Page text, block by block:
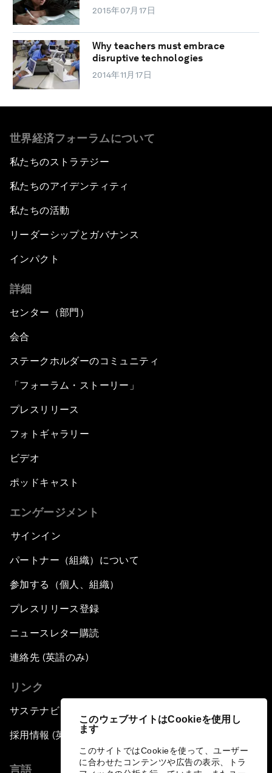
このウェブサイトはCookieを使用し
ます
このサイトではCookieを使って、ユーザー
に合わせたコンテンツや広告の表示、トラ
2015年07月17日
Why teachers must embrace
disruptive technologies
2014年11月17日
世界経済フォーラムについて
私たちのストラテジー
私たちのアイデンティティ
私たちの活動
リーダーシップとガバナンス
インパクト
詳細
センター（部門）
会合
ステークホルダーのコミュニティ
「フォーラム・ストーリー」
プレスリリース
フォトギャラリー
ビデオ
ポッドキャスト
エンゲージメント
サインイン
パートナー（組織）について
参加する（個人、組織）
プレスリリース登録
ニュースレター購読
連絡先 (英語のみ)
リンク
サステナビリティへの取り組み
採用情報 (英語のみ)
言語